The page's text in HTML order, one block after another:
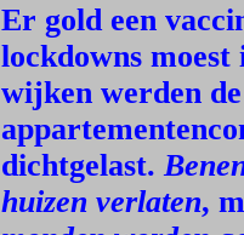
Er gold een
lockdowns
wijken werden
dichtgelast.
huizen verlaten,